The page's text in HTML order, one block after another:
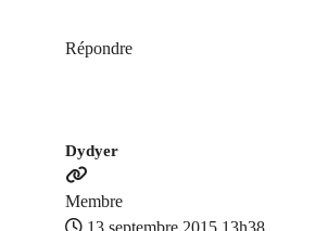
Répondre
Dydyer
Membre